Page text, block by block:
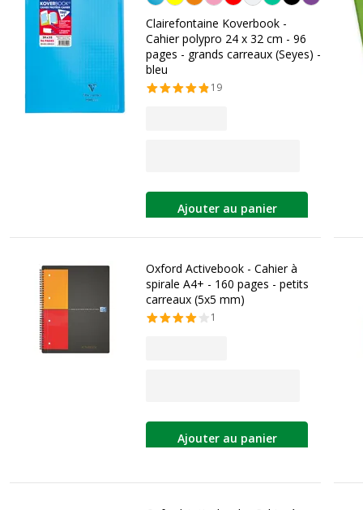
Clairefontaine Koverbook -
Cahier polypro 24 x 32 cm - 96
pages - grands carreaux (Seyes) -
bleu
19
Ajouter au panier
Oxford Activebook - Cahier à
spirale A4+ - 160 pages - petits
carreaux (5x5 mm)
1
Ajouter au panier